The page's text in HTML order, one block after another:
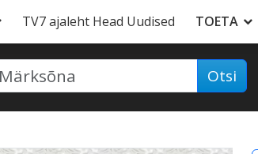
TV7 ajaleht Head Uudised TOETA
Otsi